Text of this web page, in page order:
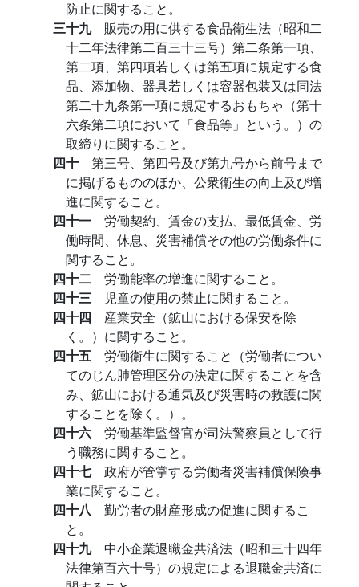
防止に関すること。
三十九 販売の用に供する食品衛生法（昭和二
十二年法律第二百三十三号）第二条第一項、
第二項、第四項若しくは第五項に規定する食
品、添加物、器具若しくは容器包装又は同法
第二十九条第一項に規定するおもちゃ（第十
六条第二項において「食品等」という。）の
取締りに関すること。
四十 第三号、第四号及び第九号から前号まで
に掲げるもののほか、公衆衛生の向上及び増
進に関すること。
四十一 労働契約、賃金の支払、最低賃金、労
働時間、休息、災害補償その他の労働条件に
関すること。
四十二 労働能率の増進に関すること。
四十三
児童の使用の禁止に関すること。
四十四 産業安全（鉱山における保安を除
く。）に関すること。
四十五 労働衛生に関すること（労働者につい
てのじん肺管理区分の決定に関することを含
み、鉱山における通気及び災害時の救護に関
することを除く。）。
四十六 労働基準監督官が司法警察員として行
う職務に関すること。
四十七 政府が管掌する労働者災害補償保険事
業に関すること。
四十八 勤労者の財産形成の促進に関するこ
と。
四十九 中小企業退職金共済法（昭和三十四年
法律第百六十号）の規定による退職金共済に